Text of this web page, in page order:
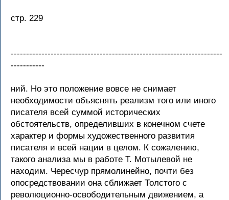
стр. 229
---------------------------------------------------------------------
-----------
ний. Но это положение вовсе не снимает
необходимости объяснять реализм того или иного
писателя всей суммой исторических
обстоятельств, определивших в конечном счете
характер и формы художественного развития
писателя и всей нации в целом. К сожалению,
такого анализа мы в работе Т. Мотылевой не
находим. Чересчур прямолинейно, почти без
опосредствовании она сближает Толстого с
революционно-освободительным движением, а